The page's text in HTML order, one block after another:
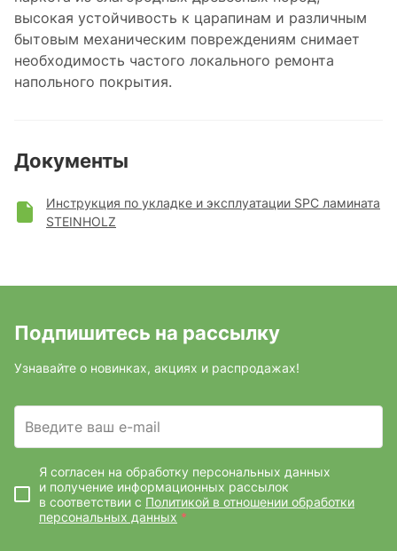
высокая устойчивость к царапинам и различным
бытовым механическим повреждениям снимает
необходимость частого локального ремонта
напольного покрытия.
Документы
Инструкция по укладке и эксплуатации SPC ламината
STEINHOLZ
Подпишитесь на рассылку
Узнавайте о новинках, акциях и распродажах!
Введите ваш e-mail
Я согласен на обработку персональных данных
и получение информационных рассылок
в соответствии с Политикой в отношении обработки
персональных данных *